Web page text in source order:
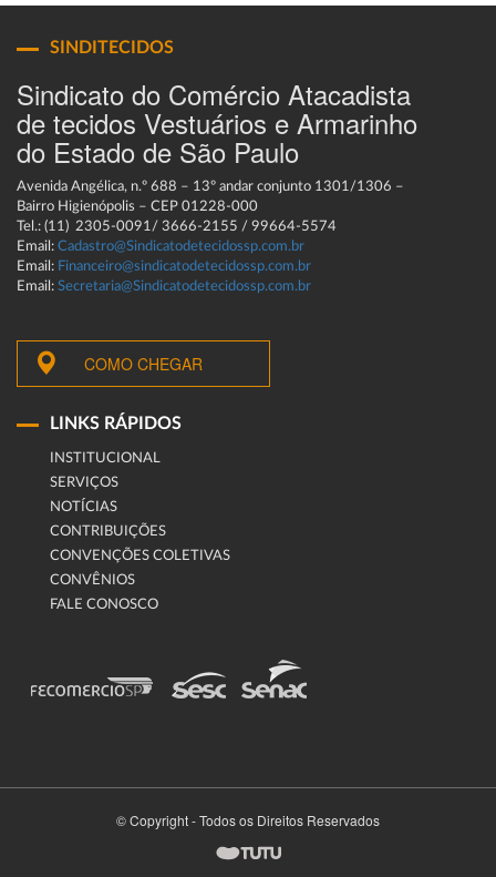
SINDITECIDOS
Sindicato do Comércio Atacadista
de tecidos Vestuários e Armarinho
do Estado de São Paulo
Avenida Angélica, n.º 688 – 13º andar conjunto 1301/1306 –
Bairro Higienópolis – CEP 01228-000
Tel.: (11) 2305-0091/ 3666-2155 / 99664-5574
Email: Cadastro@Sindicatodetecidossp.com.br
Email: Financeiro@sindicatodetecidossp.com.br
Email: Secretaria@Sindicatodetecidossp.com.br
COMO CHEGAR
LINKS RÁPIDOS
INSTITUCIONAL
SERVIÇOS
NOTÍCIAS
CONTRIBUIÇÕES
CONVENÇÕES COLETIVAS
CONVÊNIOS
FALE CONOSCO
© Copyright - Todos os Direitos Reservados